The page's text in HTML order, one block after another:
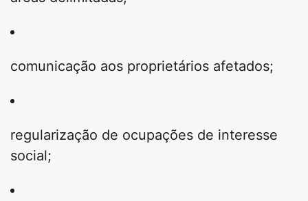
comunicação aos proprietários afetados;
regularização de ocupações de interesse
social;